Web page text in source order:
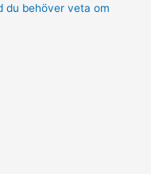
du behöver veta om